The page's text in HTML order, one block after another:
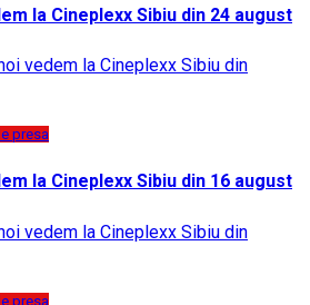
la Cineplexx Sibiu din 24 august
presa
la Cineplexx Sibiu din 16 august
presa